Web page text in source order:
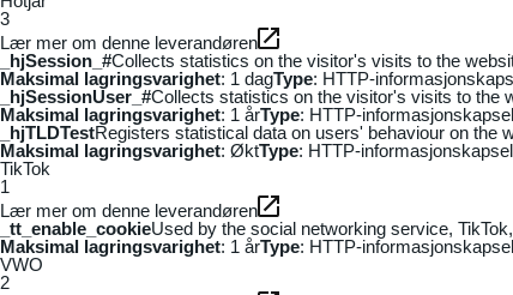
3
Lær mer om denne leverandøren
_hjSession_#Collects statistics on the visitor's visits to the
Maksimal lagringsvarighet: 1 dagType: HTTP-
_hjSessionUser_#Collects statistics on the visitor's visits to the
Maksimal lagringsvarighet: 1 årType: HTTP-informasjonskapsel
_hjTLDTestRegisters statistical data on users' behaviour on the
Maksimal lagringsvarighet: ØktType: HTTP-informasjonskapsel
TikTok
1
Lær mer om denne leverandøren
_tt_enable_cookieUsed by the social networking service,
Maksimal lagringsvarighet: 1 årType: HTTP-informasjonskapsel
VWO
2